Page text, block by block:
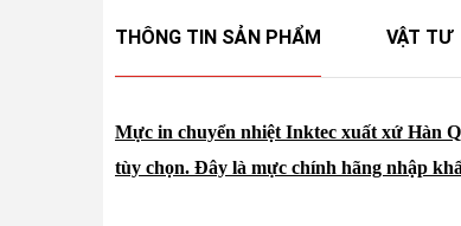
THÔNG TIN SẢN PHẨM VẬT TƯ
Mực in chuyển nhiệt Inktec xuất xứ Hàn
tùy chọn. Đây là mực chính hãng nhập